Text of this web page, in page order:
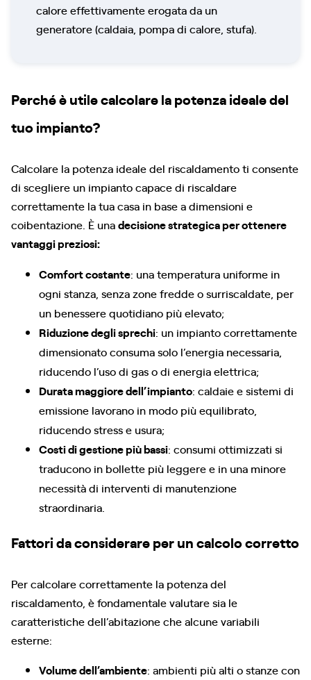
calore effettivamente erogata da un
generatore (caldaia, pompa di calore, stufa).
Perché è utile calcolare la potenza ideale del
tuo impianto?
Calcolare la potenza ideale del riscaldamento ti consente
di scegliere un impianto capace di riscaldare
correttamente la tua casa in base a dimensioni e
coibentazione. È unadecisione strategica per ottenere
vantaggi preziosi:
Comfort costante: una temperatura uniforme in
ogni stanza, senza zone fredde o surriscaldate, per
un benessere quotidiano più elevato;
Riduzione degli sprechi: un impianto correttamente
dimensionato consuma solo l’energia necessaria,
riducendo l’uso di gas o di energia elettrica;
Durata maggiore dell’impianto: caldaie e sistemi di
emissione lavorano in modo più equilibrato,
riducendo stress e usura;
Costi di gestione più bassi: consumi ottimizzati si
traducono in bollette più leggere e in una minore
necessità di interventi di manutenzione
straordinaria.
Fattori da considerare per un calcolo corretto
Per calcolare correttamente la potenza del
riscaldamento, è fondamentale valutare sia le
caratteristiche dell’abitazione che alcune variabili
esterne:
Volume dell’ambiente: ambienti più alti o stanze con